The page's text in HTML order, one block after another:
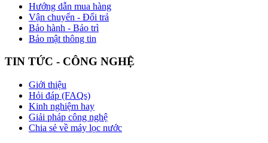
Hướng dẫn mua hàng
Vận chuyển - Đổi trả
Bảo hành - Bảo trì
Bảo mật thông tin
TIN TỨC - CÔNG NGHỆ
Giới thiệu
Hỏi đáp (FAQs)
Kinh nghiệm hay
Giải pháp công nghệ
Chia sẻ về máy lọc nước